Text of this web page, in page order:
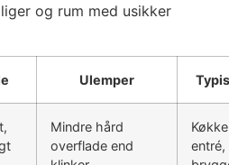
og rum med usikker
Ulemper
Mindre hård
overflade end
entré,